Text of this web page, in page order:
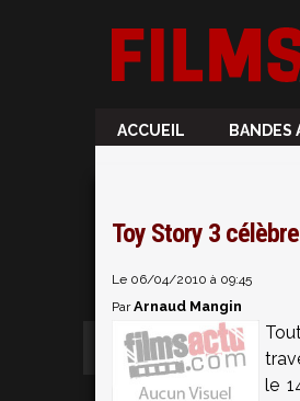
ACCUEIL BANDES
Toy Story 3
Le 06/04/2010 à 09:45
ParArnaud Mangin
le